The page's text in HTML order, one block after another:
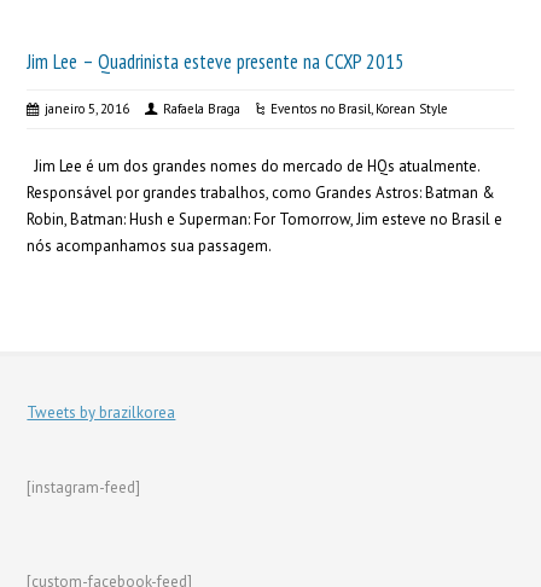
Jim Lee – Quadrinista esteve presente na CCXP 2015
janeiro 5, 2016 Rafaela Braga Eventos no Brasil, Korean Style
Jim Lee é um dos grandes nomes do mercado de HQs atualmente.
Responsável por grandes trabalhos, como Grandes Astros: Batman &
Robin, Batman: Hush e Superman: For Tomorrow, Jim esteve no Brasil e
nós acompanhamos sua passagem.
Tweets by brazilkorea
[instagram-feed]
[custom-facebook-feed]